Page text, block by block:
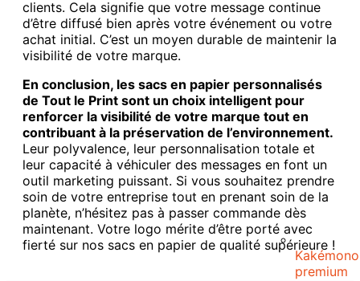
Kakémono
premium
clients. Cela signifie que votre message continue
d’être diffusé bien après votre événement ou votre
achat initial. C’est un moyen durable de maintenir la
visibilité de votre marque.
En conclusion, les sacs en papier personnalisés
de Tout le Print sont un choix intelligent pour
renforcer la visibilité de votre marque tout en
contribuant à la préservation de l’environnement.
Leur polyvalence, leur personnalisation totale et
leur capacité à véhiculer des messages en font un
outil marketing puissant. Si vous souhaitez prendre
soin de votre entreprise tout en prenant soin de la
planète, n’hésitez pas à passer commande dès
maintenant. Votre logo mérite d’être porté avec
fierté sur nos sacs en papier de qualité supérieure !